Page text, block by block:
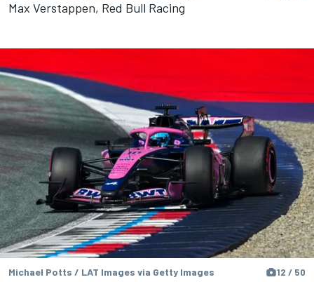
Max Verstappen, Red Bull Racing
Michael Potts / LAT Images via Getty Images 12 / 50